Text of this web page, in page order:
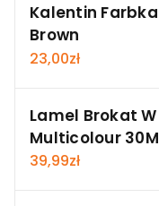
Kalentin Farbka
Brown
23,00zł
Lamel Brokat
Multicolour
39,99zł